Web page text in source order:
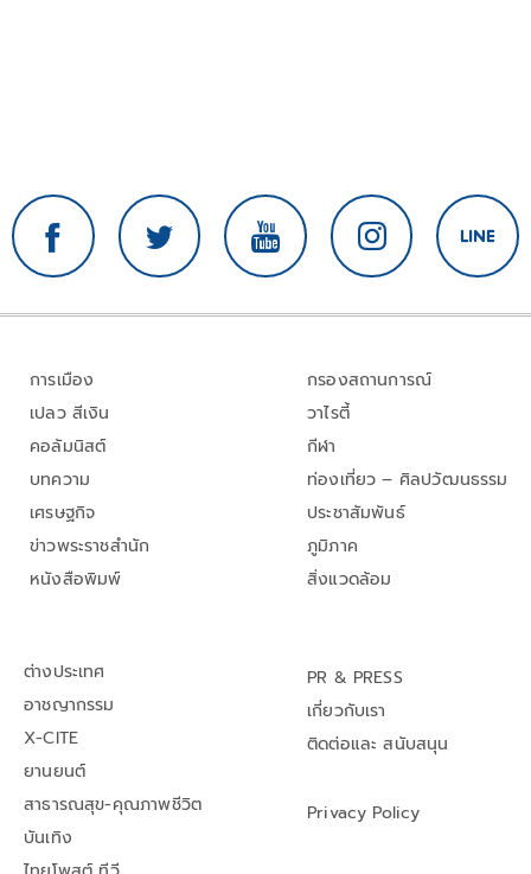
การเมือง
เปลว สีเงิน
คอลัมนิสต์
บทความ
เศรษฐกิจ
ข่าวพระราชสำนัก
หนังสือพิมพ์
กรองสถานการณ์
วาไรตี้
กีฬา
ท่องเที่ยว – ศิลปวัฒนธรรม
ประชาสัมพันธ์
ภูมิภาค
สิ่งแวดล้อม
ต่างประเทศ
อาชญากรรม
X-CITE
ยานยนต์
สาธารณสุข-คุณภาพชีวิต
บันเทิง
PR & PRESS
เกี่ยวกับเรา
ติดต่อและ สนับสนุน
Privacy Policy